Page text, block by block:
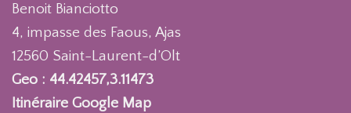
Benoit Bianciotto
4, impasse des Faous, Ajas
12560 Saint-Laurent-d’Olt
Geo : 44.42457,3.11473
Itinéraire Google Map